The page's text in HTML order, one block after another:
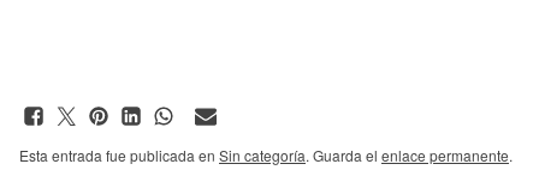
Esta entrada fue publicada en Sin categoría. Guarda el enlace permanente.